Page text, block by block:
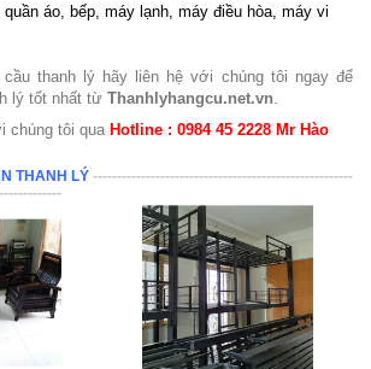
áo, bếp, máy lạnh, máy điều hòa, máy vi
thanh lý hãy liên hệ với chúng tôi ngay để
lý tốt nhất từ Thanhlyhangcu.net.vn
chúng tôi qua Hotline : 0984 45 2228 Mr Hào
THANH LÝ ------------------------------------------------------